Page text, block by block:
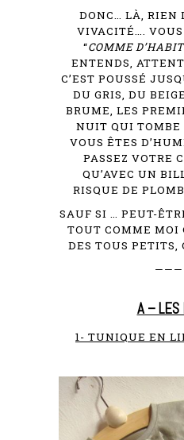
DONC… LÀ, RIEN
VIVACITÉ….
“COMME
ENTENDS,
C’EST POUSSÉ
DU GRIS, DU
BRUME, LES
NUIT QUI
VOUS ÊTES
PASSEZ VOTRE
QU’AVEC UN
RISQUE DE
SAUF SI … PEUT-
TOUT COMME MOI
DES TOUS PETITS,
A – LES
1- TUNIQUE EN